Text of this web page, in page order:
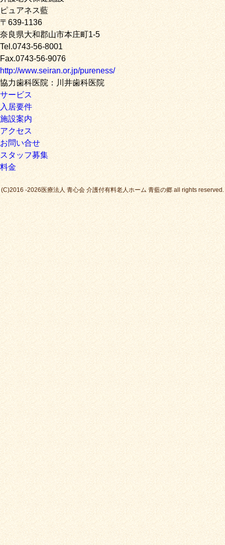
ピュアネス藍
〒639-1136
奈良県大和郡山市本庄町1-5
Tel.0743-56-8001
Fax.0743-56-9076
http://www.seiran.or.jp/pureness/
協力歯科医院：川井歯科医院
サービス
入居要件
施設案内
アクセス
お問い合せ
スタッフ募集
料金
(C)2016 -2026医療法人 青心会 介護付有料老人ホーム 青藍の郷 all rights reserved.